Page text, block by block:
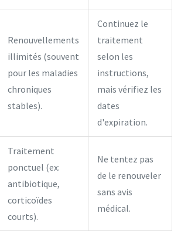
Renouvellements
illimités (souvent
pour les maladies
chroniques
stables).
Continuez le
traitement
selon les
instructions,
mais vérifiez les
dates
d'expiration.
Traitement
ponctuel (ex:
antibiotique,
corticoïdes
courts).
Ne tentez pas
de le renouveler
sans avis
médical.